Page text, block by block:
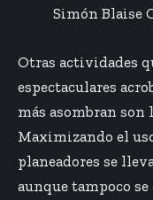
Simón Blaise
Otras actividades
espectaculares
más asombran son
Maximizando el
planeadores se
aunque tampoco